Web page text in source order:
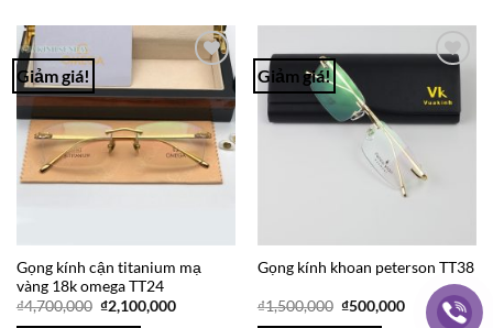
Giảm giá!
Wishlist
Gọng kính cận titanium mạ
vàng 18k omega TT24
₫4,700,000 Giá
gốc
₫2,100,000Giá
Giảm giá!
Add to
Wishlist
Gọng kính khoan peterson TT38
₫1,500,000 Giá
₫500,000Giá
hiện